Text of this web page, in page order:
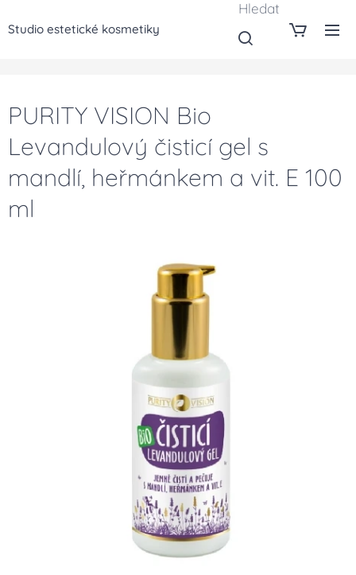
Studio estetické kosmetiky
Hledat
PURITY VISION Bio
Levandulový čisticí gel s
mandlí, heřmánkem a vit. E 100
ml